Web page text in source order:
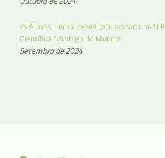
25 Almas – uma exposição baseada na
Científica “Umbigo do Mundo”
Setembro de 2024